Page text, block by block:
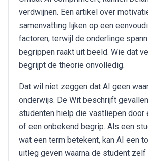
verdwijnen. Een artikel over
samenvatting lijken op een
factoren, terwijl de onderlinge
begrippen raakt uit beeld. Wie dat
begrijpt de theorie onvolledig.
Dat wil niet zeggen dat AI geen
onderwijs. De Wit beschrijft
studenten hielp die vastliepen door
of een onbekend begrip. Als een
wat een term betekent, kan AI een
uitleg geven waarna de student zelf